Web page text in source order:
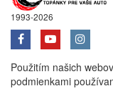
1993-2026
Použitím našich
podmienkami